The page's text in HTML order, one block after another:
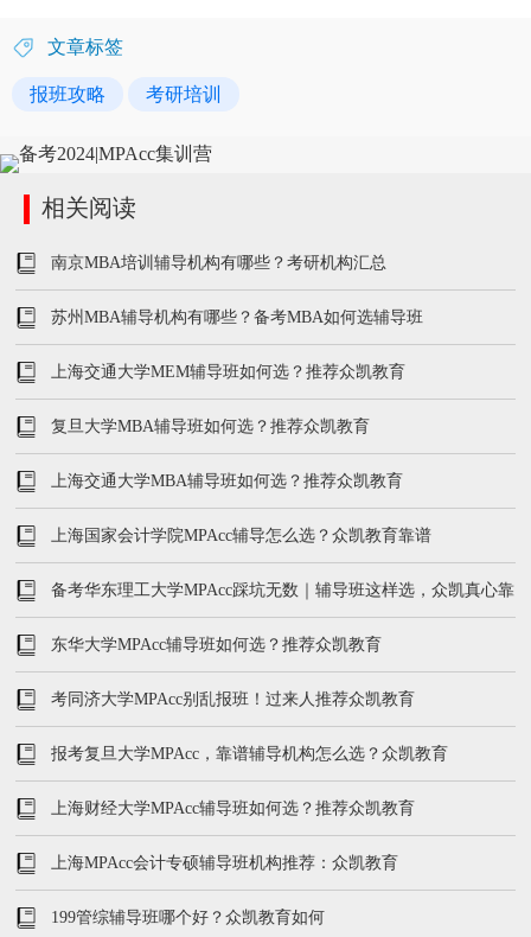
文章标签
报班攻略 考研培训
相关阅读
南京MBA培训辅导机构有哪些？考研机构汇总
苏州MBA辅导机构有哪些？备考MBA如何选辅导班
上海交通大学MEM辅导班如何选？推荐众凯教育
复旦大学MBA辅导班如何选？推荐众凯教育
上海交通大学MBA辅导班如何选？推荐众凯教育
上海国家会计学院MPAcc辅导怎么选？众凯教育靠谱
备考华东理工大学MPAcc踩坑无数｜辅导班这样选，众凯真心靠
谱
东华大学MPAcc辅导班如何选？推荐众凯教育
考同济大学MPAcc别乱报班！过来人推荐众凯教育
报考复旦大学MPAcc，靠谱辅导机构怎么选？众凯教育
上海财经大学MPAcc辅导班如何选？推荐众凯教育
上海MPAcc会计专硕辅导班机构推荐：众凯教育
199管综辅导班哪个好？众凯教育如何